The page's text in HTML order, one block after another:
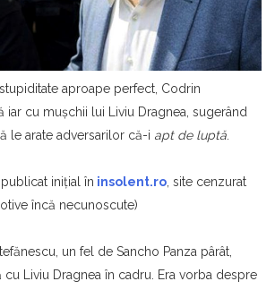
aproape perfect, Codrin
iar cu muşchii lui Liviu Dragnea, sugerând
le arate adversarilor că-i apt de luptă
iniţial în insolent.ro , site cenzurat
încă necunoscute)
un fel de Sancho Panza pârât,
Liviu Dragnea în cadru. Era vorba despre